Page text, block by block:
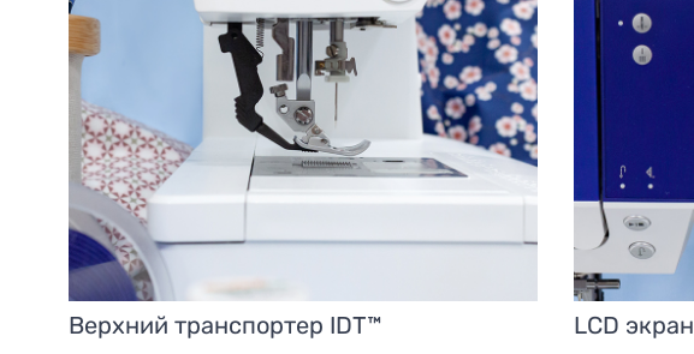
Верхний транспортер IDT™ LCD экран